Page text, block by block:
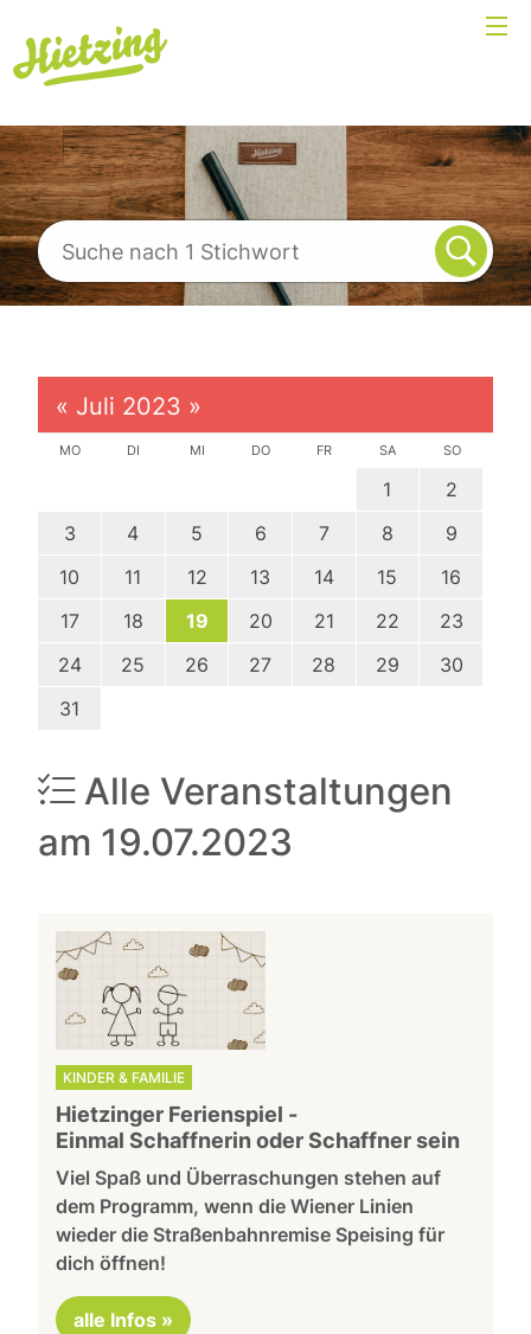
« Juli 2023 »
MO DI MI DO FR SA SO
1
2
3
4 5 6 7 8
9
10
11 12 13 14 15
16
17
18 19 20 21 22
23
24
25 26 27 28 29
30
31
Alle Veranstaltungen
am 19.07.2023
KINDER & FAMILIE
Hietzinger Ferienspiel -
Einmal Schaffnerin oder Schaffner sein
Viel Spaß und Überraschungen stehen auf
dem Programm, wenn die Wiener Linien
wieder die Straßenbahnremise Speising für
dich öffnen!
alle Infos »